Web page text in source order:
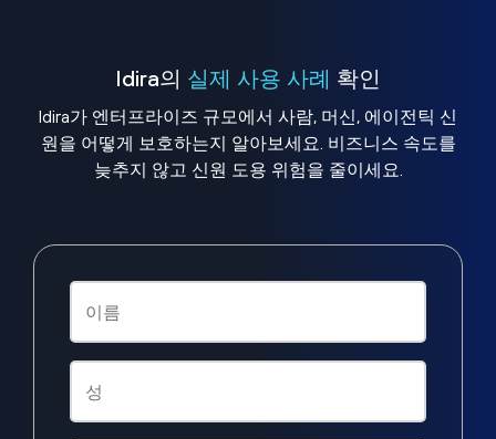
Idira의 실제 사용 사례 확인
Idira가 엔터프라이즈 규모에서 사람, 머신, 에이전틱 신
원을 어떻게 보호하는지 알아보세요. 비즈니스 속도를
늦추지 않고 신원 도용 위험을 줄이세요.